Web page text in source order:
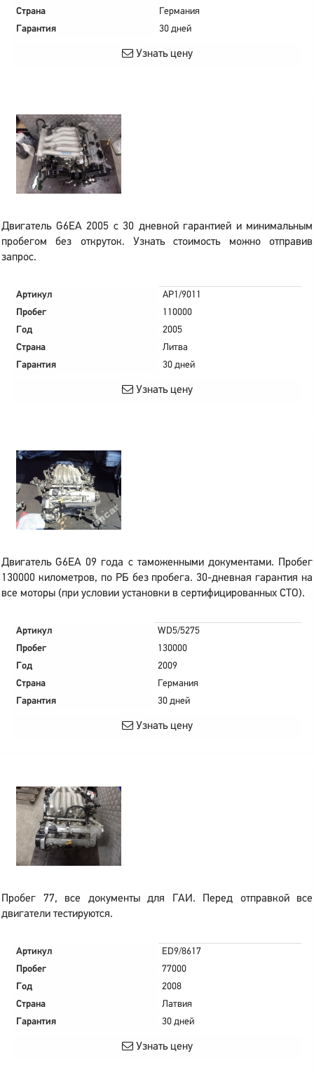
Страна
Германия
Гарантия
30 дней
Узнать цену
Двигатель G6EA 2005 с 30 дневной гарантией и минимальным
пробегом без откруток. Узнать стоимость можно отправив
запрос.
Артикул
AP1/9011
Пробег
110000
Год
2005
Страна
Литва
Гарантия
30 дней
Узнать цену
Двигатель G6EA 09 года с таможенными документами. Пробег
130000 километров, по РБ без пробега. 30-дневная гарантия на
все моторы (при условии установки в сертифицированных СТО).
Артикул
WD5/5275
Пробег
130000
Год
2009
Страна
Германия
Гарантия
30 дней
Узнать цену
Пробег 77, все документы для ГАИ. Перед отправкой все
двигатели тестируются.
Артикул
ED9/8617
Пробег
77000
Год
2008
Страна
Латвия
Гарантия
30 дней
Узнать цену